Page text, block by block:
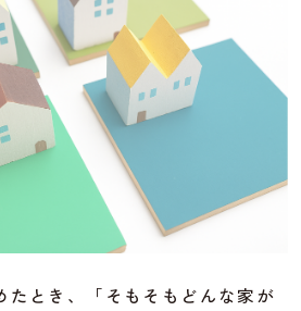
たとき、「そもそもどんな家が